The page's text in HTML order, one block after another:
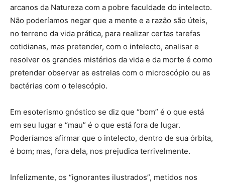
arcanos da Natureza com a pobre faculdade do intelecto.
Não poderíamos negar que a mente e a razão são úteis,
no terreno da vida prática, para realizar certas tarefas
cotidianas, mas pretender, com o intelecto, analisar e
resolver os grandes mistérios da vida e da morte é como
pretender observar as estrelas com o microscópio ou as
bactérias com o telescópio.
Em esoterismo gnóstico se diz que “bom” é o que está
em seu lugar e “mau” é o que está fora de lugar.
Poderíamos afirmar que o intelecto, dentro de sua órbita,
é bom; mas, fora dela, nos prejudica terrivelmente.
Infelizmente, os “ignorantes ilustrados”, metidos nos